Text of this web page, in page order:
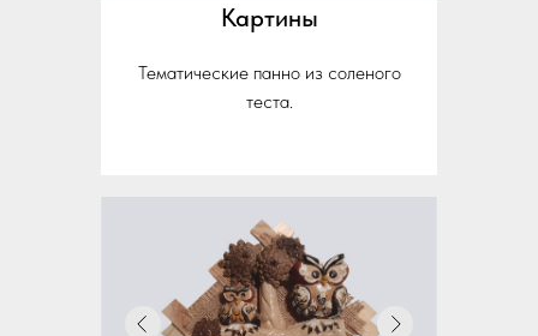
Картины
Тематические панно из соленого
теста.